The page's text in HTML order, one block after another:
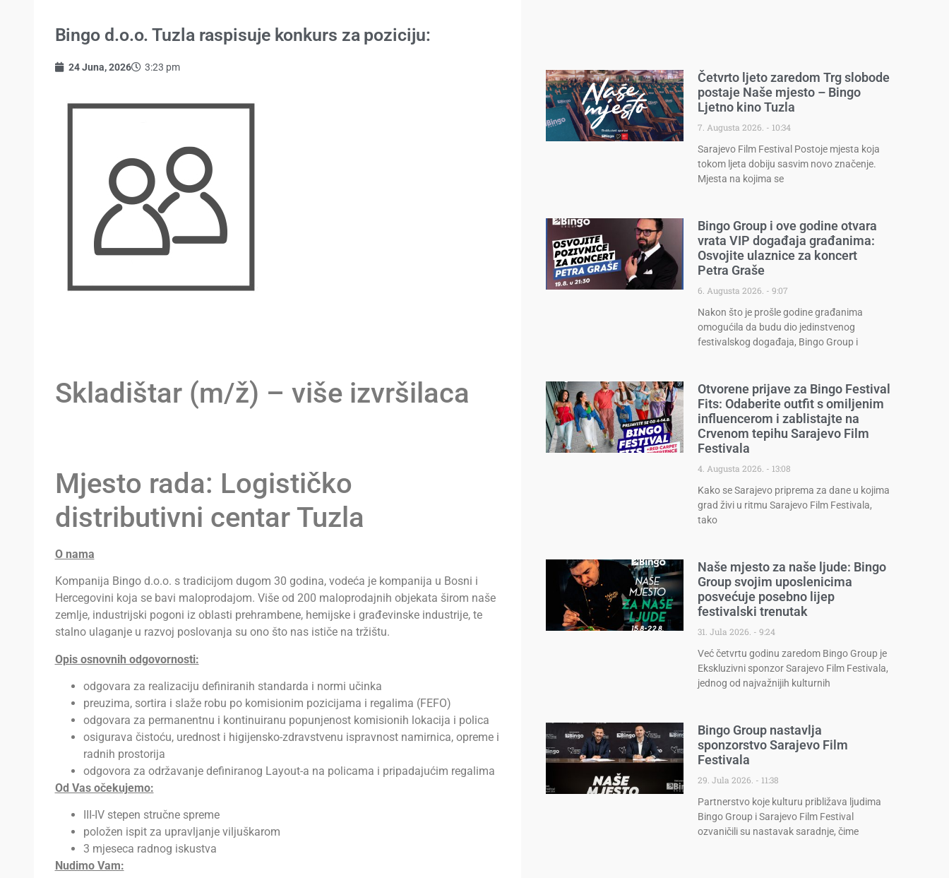
Bingo d.o.o. Tuzla raspisuje konkurs za poziciju:
24 Juna, 2026 3:23 pm
Skladištar (m/ž) – više izvršilaca
Mjesto rada: Logističko
distributivni centar Tuzla
O nama
Kompanija Bingo d.o.o. s tradicijom dugom 30 godina, vodeća je kompanija u Bosni i
Hercegovini koja se bavi maloprodajom. Više od 200 maloprodajnih objekata širom naše
zemlje, industrijski pogoni iz oblasti prehrambene, hemijske i građevinske industrije, te
stalno ulaganje u razvoj poslovanja su ono što nas ističe na tržištu.
Opis osnovnih odgovornosti:
odgovara za realizaciju definiranih standarda i normi učinka
preuzima, sortira i slaže robu po komisionim pozicijama i regalima (FEFO)
odgovara za permanentnu i kontinuiranu popunjenost komisionih lokacija i polica
osigurava čistoću, urednost i higijensko-zdravstvenu ispravnost namirnica, opreme i
radnih prostorija
odgovora za održavanje definiranog Layout-a na policama i pripadajućim regalima
Od Vas očekujemo:
III-IV stepen stručne spreme
položen ispit za upravljanje viljuškarom
3 mjeseca radnog iskustva
Nudimo Vam:
Četvrto ljeto zaredom Trg slobode
postaje Naše mjesto – Bingo
Ljetno kino Tuzla
7. Augusta 2026.
10:34
Sarajevo Film Festival Postoje mjesta koja
tokom ljeta dobiju sasvim novo značenje.
Mjesta na kojima se
Bingo Group i ove godine otvara
vrata VIP događaja građanima:
Osvojite ulaznice za koncert
Petra Graše
6. Augusta 2026.
9:07
Nakon što je prošle godine građanima
omogućila da budu dio jedinstvenog
festivalskog događaja, Bingo Group i
Otvorene prijave za Bingo Festival
Fits: Odaberite outfit s omiljenim
influencerom i zablistajte na
Crvenom tepihu Sarajevo Film
Festivala
4. Augusta 2026.
13:08
Kako se Sarajevo priprema za dane u kojima
grad živi u ritmu Sarajevo Film Festivala,
tako
Naše mjesto za naše ljude: Bingo
Group svojim uposlenicima
posvećuje posebno lijep
festivalski trenutak
31. Jula 2026.
9:24
Već četvrtu godinu zaredom Bingo Group je
Ekskluzivni sponzor Sarajevo Film Festivala,
jednog od najvažnijih kulturnih
Bingo Group nastavlja
sponzorstvo Sarajevo Film
Festivala
29. Jula 2026.
11:38
Partnerstvo koje kulturu približava ljudima
Bingo Group i Sarajevo Film Festival
ozvaničili su nastavak saradnje, čime